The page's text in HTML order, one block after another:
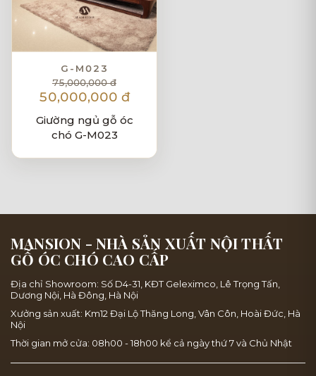
G-M023
75,000,000 đ
50,000,000 đ
Giường ngủ gỗ óc
chó G-M023
MANSION - NHÀ SẢN XUẤT NỘI THẤT
GỖ ÓC CHÓ CAO CẤP
Địa chỉ Showroom: Số D4-31, KĐT Geleximco, Lê Trọng Tấn,
Dương Nội, Hà Đông, Hà Nội
Xưởng sản xuất: Km12 Đại Lộ Thăng Long, Vân Côn, Hoài Đức, Hà
Nội
Thời gian mở cửa: 08h00 - 18h00 kể cả ngày thứ 7 và Chủ Nhật